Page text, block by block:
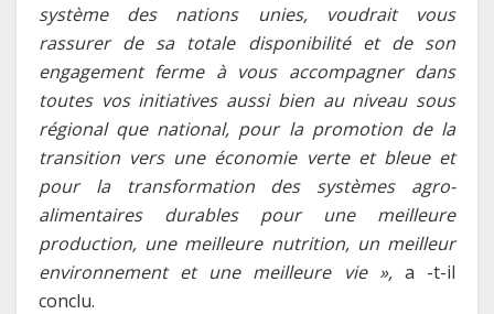
système des nations unies, voudrait vous
rassurer de sa totale disponibilité et de son
engagement ferme à vous accompagner dans
toutes vos initiatives aussi bien au niveau sous
régional que national, pour la promotion de la
transition vers une économie verte et bleue et
pour la transformation des systèmes agro-
alimentaires durables pour une meilleure
production, une meilleure nutrition, un meilleur
environnement et une meilleure vie »,a -t-il
conclu.